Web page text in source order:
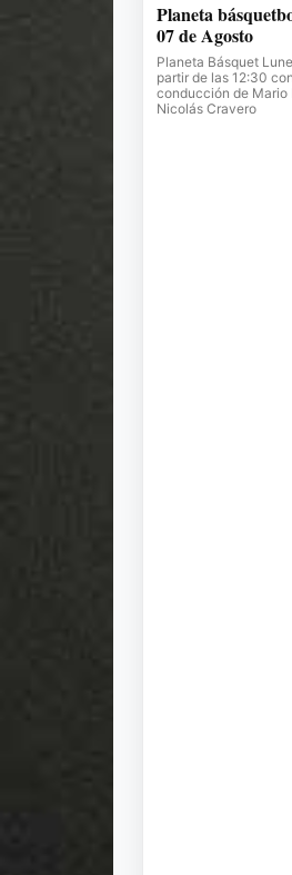
Planeta
07 de Agosto
Planeta Básquet
partir de las 12:30
conducción de Mario
Nicolás Cravero